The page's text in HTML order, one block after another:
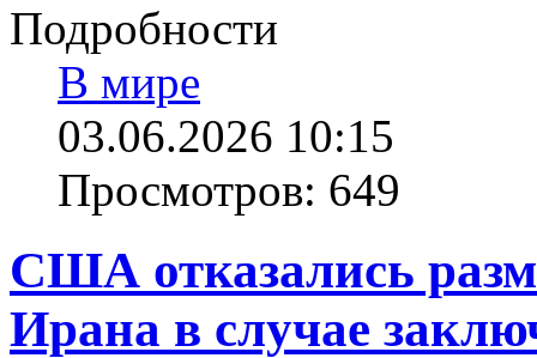
Подробности
В мире
03.06.2026 10:15
Просмотров: 649
США отказались
Ирана в случае